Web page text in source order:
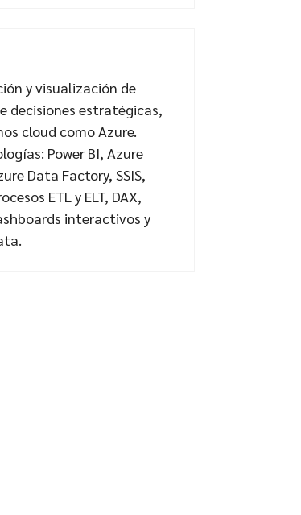
y visualización de
decisiones estratégicas,
cloud como Azure.
Power BI, Azure
Data Factory, SSIS,
ETL y ELT, DAX,
interactivos y